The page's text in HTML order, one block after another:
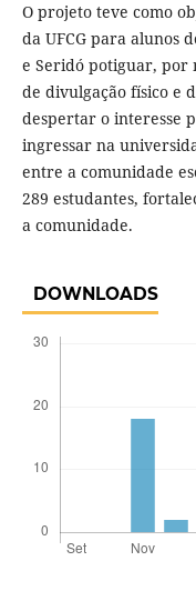
O projeto teve como
da UFCG para alunos
e Seridó potiguar, por
de divulgação físico e
despertar o interesse
ingressar na
entre a comunidade
289 estudantes,
a comunidade.
DOWNLOADS